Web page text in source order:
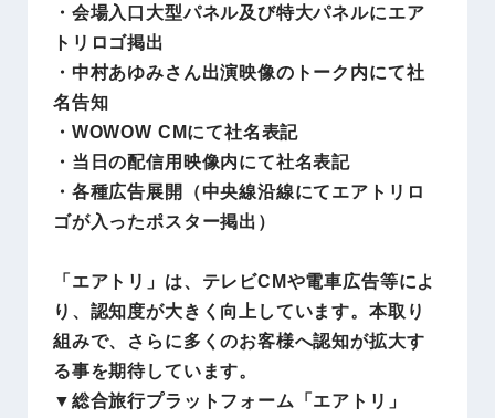
・会場入口大型パネル及び特大パネルにエア
トリロゴ掲出
・中村あゆみさん出演映像のトーク内にて社
名告知
・WOWOW CMにて社名表記
・当日の配信用映像内にて社名表記
・各種広告展開（中央線沿線にてエアトリロ
ゴが入ったポスター掲出）
「エアトリ」は、テレビCMや電車広告等によ
り、認知度が大きく向上しています。本取り
組みで、さらに多くのお客様へ認知が拡大す
る事を期待しています。
▼総合旅行プラットフォーム「エアトリ」